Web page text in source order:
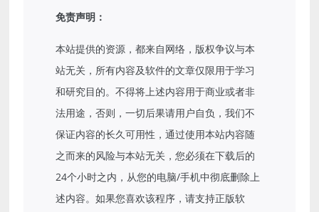
免责声明：
本站提供的资源，都来自网络，版权争议与本
站无关，所有内容及软件的文章仅限用于学习
和研究目的。不得将上述内容用于商业或者非
法用途，否则，一切后果请用户自负，我们不
保证内容的长久可用性，通过使用本站内容随
之而来的风险与本站无关，您必须在下载后的
24个小时之内，从您的电脑/手机中彻底删除上
述内容。如果您喜欢该程序，请支持正版软